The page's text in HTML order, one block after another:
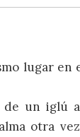
lugar en
de un iglú
otra